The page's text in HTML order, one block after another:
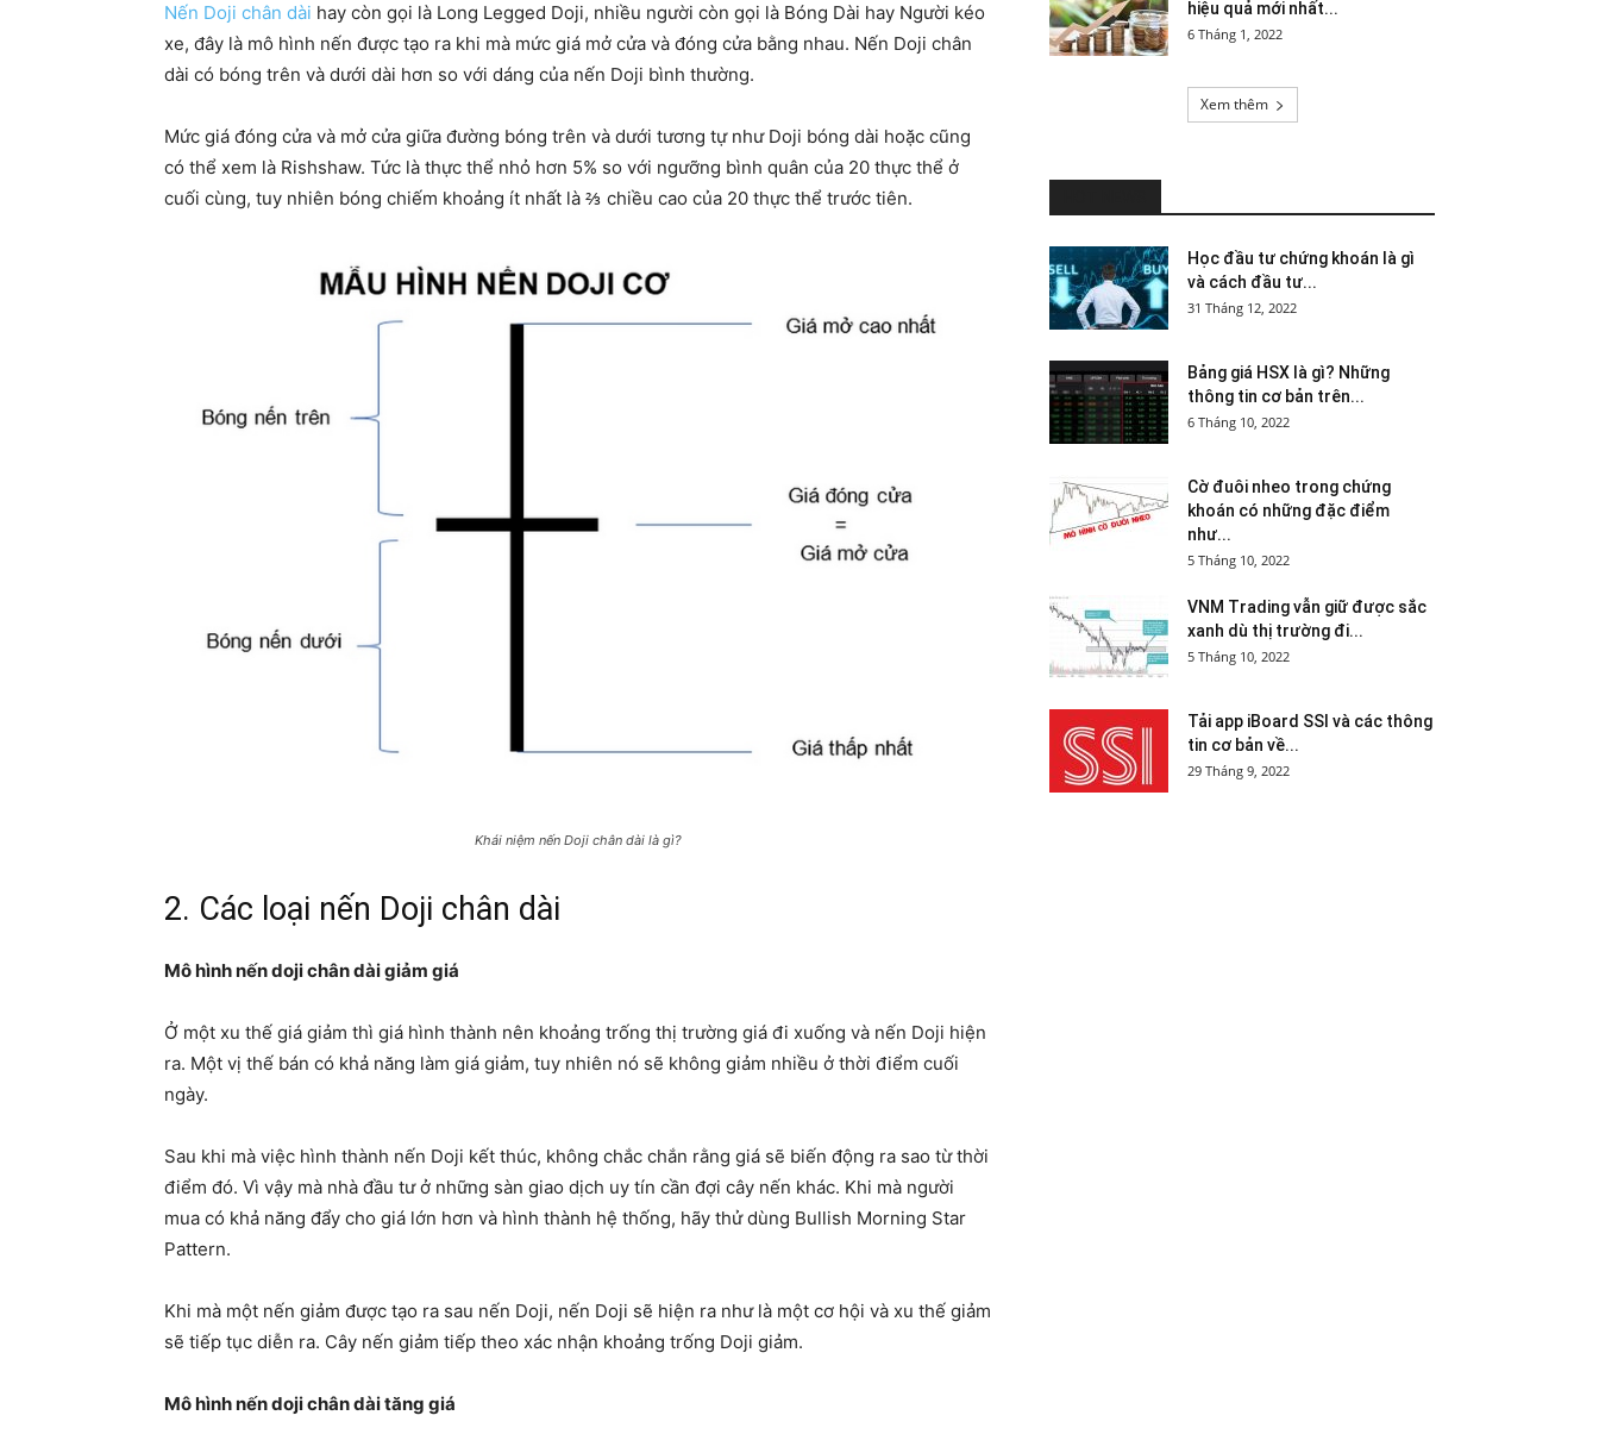
Nến Doji chân dài hay còn gọi là Long Legged Doji, nhiều người còn gọi là Bóng Dài hay Người kéo
xe, đây là mô hình nến được tạo ra khi mà mức giá mở cửa và đóng cửa bằng nhau. Nến Doji chân
dài có bóng trên và dưới dài hơn so với dáng của nến Doji bình thường.
Mức giá đóng cửa và mở cửa giữa đường bóng trên và dưới tương tự như Doji bóng dài hoặc cũng
có thể xem là Rishshaw. Tức là thực thể nhỏ hơn 5% so với ngưỡng bình quân của 20 thực thể ở
cuối cùng, tuy nhiên bóng chiếm khoảng ít nhất là ⅔ chiều cao của 20 thực thể trước tiên.
Khái niệm nến Doji chân dài là gì?
2. Các loại nến Doji chân dài
Mô hình nến doji chân dài giảm giá
Ở một xu thế giá giảm thì giá hình thành nên khoảng trống thị trường giá đi xuống và nến Doji hiện
ra. Một vị thế bán có khả năng làm giá giảm, tuy nhiên nó sẽ không giảm nhiều ở thời điểm cuối
ngày.
Sau khi mà việc hình thành nến Doji kết thúc, không chắc chắn rằng giá sẽ biến động ra sao từ thời
điểm đó. Vì vậy mà nhà đầu tư ở những sàn giao dịch uy tín cần đợi cây nến khác. Khi mà người
mua có khả năng đẩy cho giá lớn hơn và hình thành hệ thống, hãy thử dùng Bullish Morning Star
Pattern.
Khi mà một nến giảm được tạo ra sau nến Doji, nến Doji sẽ hiện ra như là một cơ hội và xu thế giảm
sẽ tiếp tục diễn ra. Cây nến giảm tiếp theo xác nhận khoảng trống Doji giảm.
Mô hình nến doji chân dài tăng giá
hiệu quả mới nhất...
6 Tháng 1, 2022
Xem thêm
Học đầu tư chứng khoán là gì
và cách đầu tư...
31 Tháng 12, 2022
Bảng giá HSX là gì? Những
thông tin cơ bản trên...
6 Tháng 10, 2022
Cờ đuôi nheo trong chứng
khoán có những đặc điểm
như...
5 Tháng 10, 2022
VNM Trading vẫn giữ được sắc
xanh dù thị trường đi...
5 Tháng 10, 2022
Tải app iBoard SSI và các thông
tin cơ bản về...
29 Tháng 9, 2022